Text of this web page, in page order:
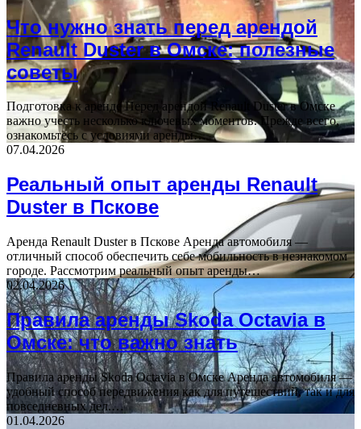
Что нужно знать перед арендой
Renault Duster в Омске: полезные
советы
Подготовка к аренде Перед арендой Renault Duster в Омске
важно учесть несколько ключевых моментов. Прежде всего,
ознакомьтесь с условиями аренды…
07.04.2026
Реальный опыт аренды Renault
Duster в Пскове
Аренда Renault Duster в Пскове Аренда автомобиля —
отличный способ обеспечить себе мобильность в незнакомом
городе. Рассмотрим реальный опыт аренды…
02.04.2026
Правила аренды Skoda Octavia в
Омске: что важно знать
Правила аренды Skoda Octavia в Омске Аренда автомобиля —
удобный способ передвижения как для путешествий, так и для
повседневных дел.…
01.04.2026